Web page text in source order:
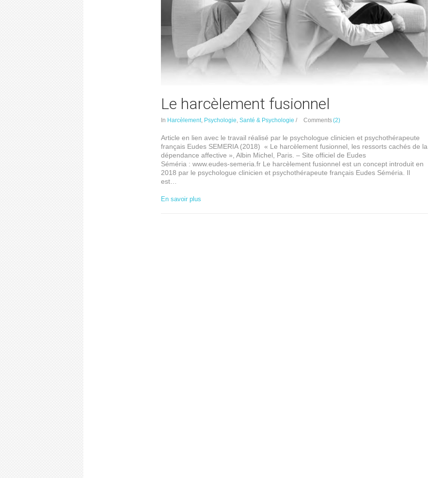
Le harcèlement fusionnel
In Harcèlement, Psychologie, Santé & Psychologie / Comments(2)
Article en lien avec le travail réalisé par le psychologue clinicien et psychothérapeute
français Eudes SEMERIA (2018) « Le harcèlement fusionnel, les ressorts cachés de la
dépendance affective », Albin Michel, Paris. – Site officiel de Eudes
Séméria : www.eudes-semeria.fr Le harcèlement fusionnel est un concept introduit en
2018 par le psychologue clinicien et psychothérapeute français Eudes Séméria. Il
est…
En savoir plus